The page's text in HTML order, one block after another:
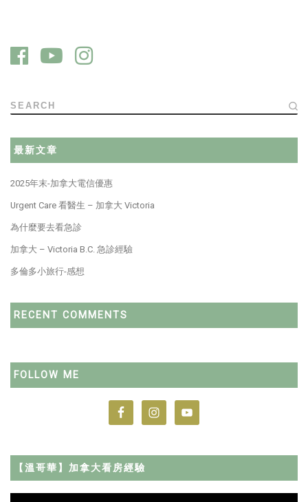
SEARCH
最新文章
2025年末-加拿大電信優惠
Urgent Care 看醫生 – 加拿大 Victoria
為什麼要去看急診
加拿大 – Victoria B.C. 急診經驗
多倫多小旅行-感想
RECENT COMMENTS
FOLLOW ME
【溫哥華】加拿大看房經驗